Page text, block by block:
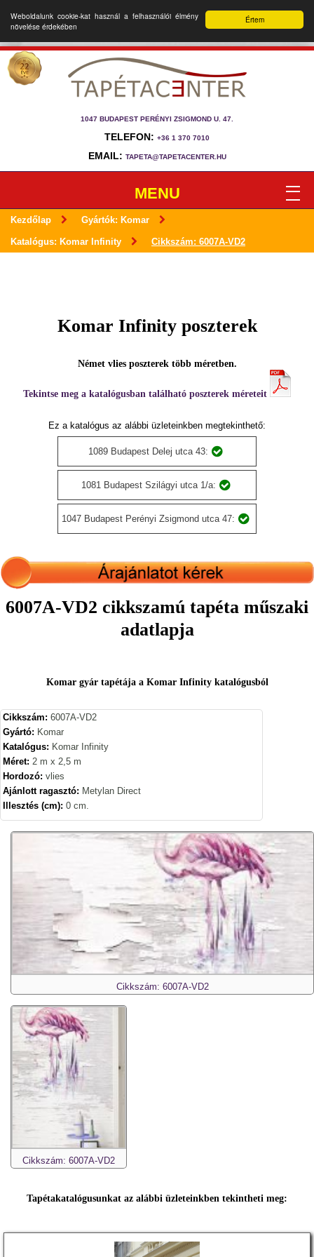
Értem
Weboldalunk cookie-kat használ a felhasználói élmény
növelése érdekében
1047 BUDAPEST PERÉNYI ZSIGMOND U. 47.
TELEFON: +36 1 370 7010
EMAIL: TAPETA@TAPETACENTER.HU
MENU
Kezdőlap Gyártók: Komar
Katalógus: Komar Infinity Cikkszám: 6007A-VD2
Komar Infinity poszterek
Német vlies poszterek több méretben.
Tekintse meg a katalógusban található poszterek méreteit
Ez a katalógus az alábbi üzleteinkben megtekinthető:
1089 Budapest Delej utca 43:
1081 Budapest Szilágyi utca 1/a:
1047 Budapest Perényi Zsigmond utca 47:
6007A-VD2 cikkszamú tapéta műszaki
adatlapja
Komar gyár tapétája a Komar Infinity katalógusból
Cikkszám: 6007A-VD2
Gyártó: Komar
Katalógus: Komar Infinity
Méret: 2 m x 2,5 m
Hordozó: vlies
Ajánlott ragasztó: Metylan Direct
Illesztés (cm): 0 cm.
Cikkszám: 6007A-VD2
Cikkszám: 6007A-VD2
Tapétakatalógusunkat az alábbi üzleteinkben tekintheti meg: